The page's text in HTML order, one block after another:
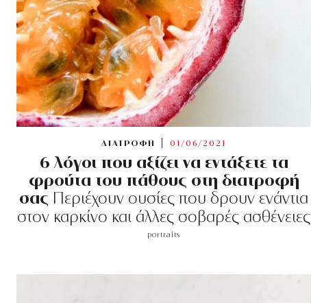
ΔΙΑΤΡΟΦΗ 01/06/2021
6 λόγοι που αξίζει να εντάξετε τα
φρούτα του πάθους στη διατροφή
σας Περιέχουν ουσίες που δρουν ενάντια
στον καρκίνο και άλλες σοβαρές ασθένειες
portraits